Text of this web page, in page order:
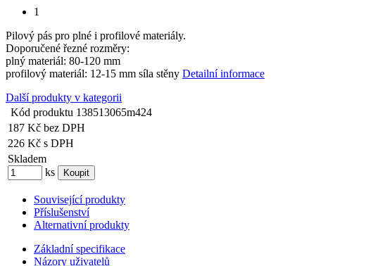
1
Pilový pás pro plné i profilové materiály.
Doporučené řezné rozměry:
plný materiál: 80-120 mm
profilový materiál: 12-15 mm síla stěny Detailní informace
Další produkty v kategorii
Kód produktu 138513065m424
187 Kč bez DPH
226 Kč s DPH
Skladem
ks
Související produkty
Příslušenství
Alternativní produkty
Základní specifikace
Názory uživatelů